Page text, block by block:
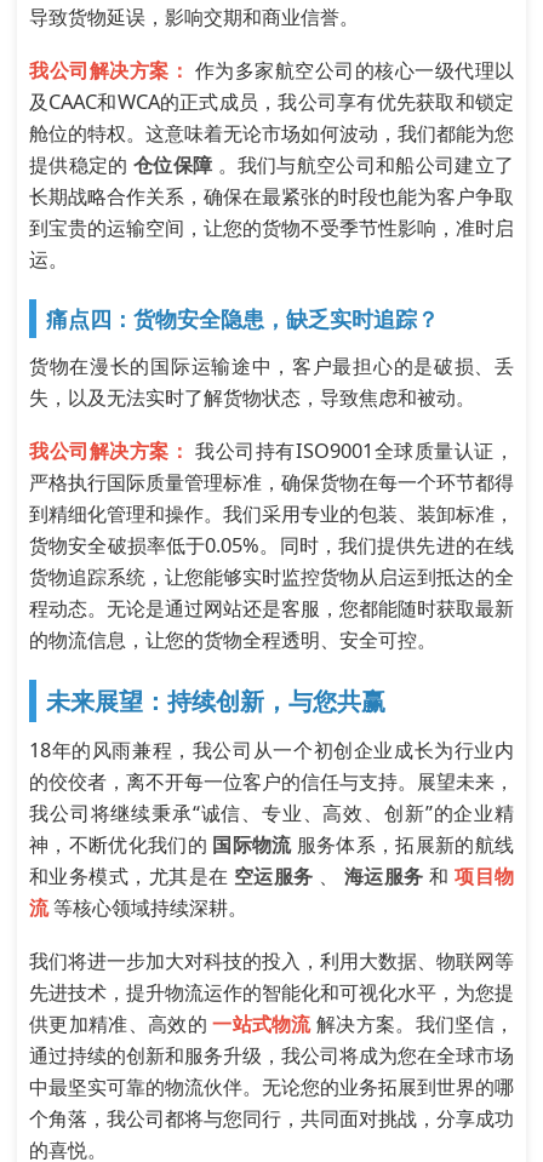
导致货物延误，影响交期和商业信誉。
我公司解决方案： 作为多家航空公司的核心一级代理以
及CAAC和WCA的正式成员，我公司享有优先获取和锁定
舱位的特权。这意味着无论市场如何波动，我们都能为您
提供稳定的 仓位保障 。我们与航空公司和船公司建立了
长期战略合作关系，确保在最紧张的时段也能为客户争取
到宝贵的运输空间，让您的货物不受季节性影响，准时启
运。
痛点四：货物安全隐患，缺乏实时追踪？
货物在漫长的国际运输途中，客户最担心的是破损、丢
失，以及无法实时了解货物状态，导致焦虑和被动。
我公司解决方案：我公司持有ISO9001全球质量认证，
严格执行国际质量管理标准，确保货物在每一个环节都得
到精细化管理和操作。我们采用专业的包装、装卸标准，
货物安全破损率低于0.05%。同时，我们提供先进的在线
货物追踪系统，让您能够实时监控货物从启运到抵达的全
程动态。无论是通过网站还是客服，您都能随时获取最新
的物流信息，让您的货物全程透明、安全可控。
未来展望：持续创新，与您共赢
18年的风雨兼程，我公司从一个初创企业成长为行业内
的佼佼者，离不开每一位客户的信任与支持。展望未来，
我公司将继续秉承“诚信、专业、高效、创新”的企业精
神，不断优化我们的 国际物流 服务体系，拓展新的航线
和业务模式，尤其是在 空运服务 、海运服务 和项目物
流等核心领域持续深耕。
我们将进一步加大对科技的投入，利用大数据、物联网等
先进技术，提升物流运作的智能化和可视化水平，为您提
供更加精准、高效的一站式物流解决方案。我们坚信，
通过持续的创新和服务升级，我公司将成为您在全球市场
中最坚实可靠的物流伙伴。无论您的业务拓展到世界的哪
个角落，我公司都将与您同行，共同面对挑战，分享成功
的喜悦。